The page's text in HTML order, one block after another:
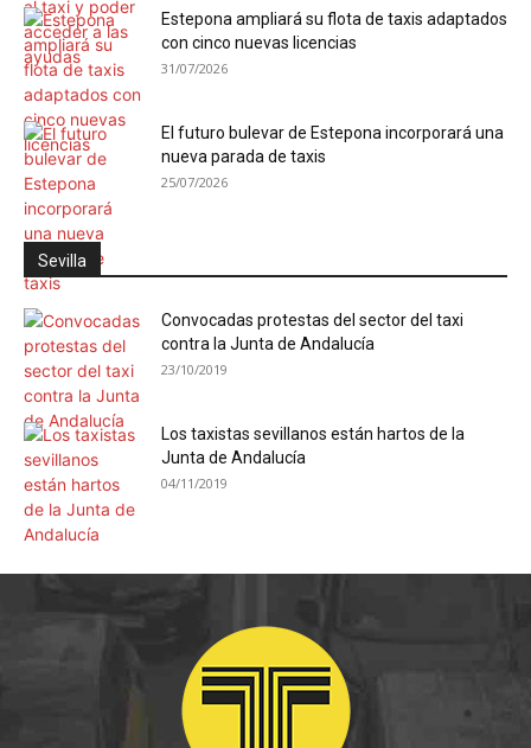
Estepona ampliará su flota de taxis adaptados
con cinco nuevas licencias
31/07/2026
El futuro bulevar de Estepona incorporará una
nueva parada de taxis
25/07/2026
Sevilla
Convocadas protestas del sector del taxi
contra la Junta de Andalucía
23/10/2019
Los taxistas sevillanos están hartos de la
Junta de Andalucía
04/11/2019